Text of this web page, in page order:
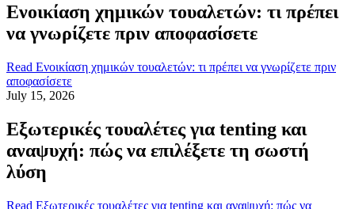
Ενοικίαση χημικών τουαλετών: τι πρέπει
να γνωρίζετε πριν αποφασίσετε
Read Ενοικίαση χημικών τουαλετών: τι πρέπει να γνωρίζετε πριν
αποφασίσετε
July 15, 2026
Εξωτερικές τουαλέτες για tenting και
αναψυχή: πώς να επιλέξετε τη σωστή
λύση
Read Εξωτερικές τουαλέτες για tenting και αναψυχή: πώς να